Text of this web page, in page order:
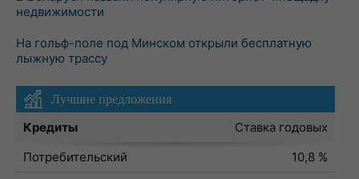
недвижимости
На гольф-поле под Минском открыли бесплатную
лыжную трассу
Лучшие предложения
Кредиты
Ставка годовых
Потребительский
10,8 %